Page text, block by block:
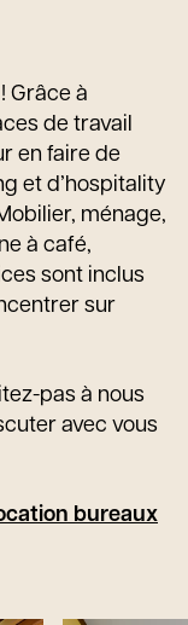
Grâce à
de travail
en faire de
et d’hospitality
ménage,
à café,
sont inclus
sur
pas à nous
avec vous
bureaux